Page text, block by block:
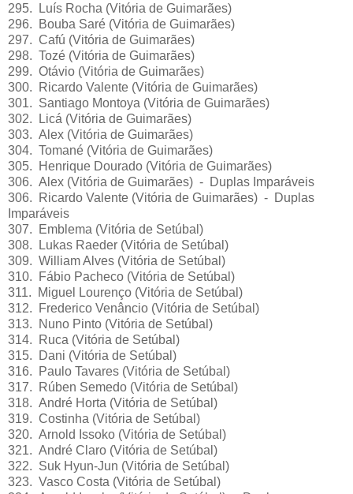
295. Luís Rocha (Vitória de Guimarães)
296. Bouba Saré (Vitória de Guimarães)
297. Cafú (Vitória de Guimarães)
298. Tozé (Vitória de Guimarães)
299. Otávio (Vitória de Guimarães)
300. Ricardo Valente (Vitória de Guimarães)
301. Santiago Montoya (Vitória de Guimarães)
302. Licá (Vitória de Guimarães)
303. Alex (Vitória de Guimarães)
304. Tomané (Vitória de Guimarães)
305. Henrique Dourado (Vitória de Guimarães)
306. Alex (Vitória de Guimarães) - Duplas Imparáveis
306. Ricardo Valente (Vitória de Guimarães) - Duplas
Imparáveis
307. Emblema (Vitória de Setúbal)
308. Lukas Raeder (Vitória de Setúbal)
309. William Alves (Vitória de Setúbal)
310. Fábio Pacheco (Vitória de Setúbal)
311. Miguel Lourenço (Vitória de Setúbal)
312. Frederico Venâncio (Vitória de Setúbal)
313. Nuno Pinto (Vitória de Setúbal)
314. Ruca (Vitória de Setúbal)
315. Dani (Vitória de Setúbal)
316. Paulo Tavares (Vitória de Setúbal)
317. Rúben Semedo (Vitória de Setúbal)
318. André Horta (Vitória de Setúbal)
319. Costinha (Vitória de Setúbal)
320. Arnold Issoko (Vitória de Setúbal)
321. André Claro (Vitória de Setúbal)
322. Suk Hyun-Jun (Vitória de Setúbal)
323. Vasco Costa (Vitória de Setúbal)